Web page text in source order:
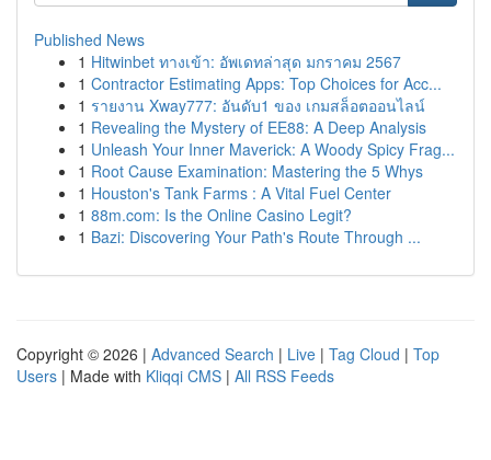
Published News
1 Hitwinbet ทางเข้า: อัพเดทล่าสุด มกราคม 2567
1 Contractor Estimating Apps: Top Choices for Acc...
1 รายงาน Xway777: อันดับ1 ของ เกมสล็อตออนไลน์
1 Revealing the Mystery of EE88: A Deep Analysis
1 Unleash Your Inner Maverick: A Woody Spicy Frag...
1 Root Cause Examination: Mastering the 5 Whys
1 Houston's Tank Farms : A Vital Fuel Center
1 88m.com: Is the Online Casino Legit?
1 Bazi: Discovering Your Path's Route Through ...
Copyright © 2026 | Advanced Search | Live | Tag Cloud | Top
Users | Made with Kliqqi CMS | All RSS Feeds